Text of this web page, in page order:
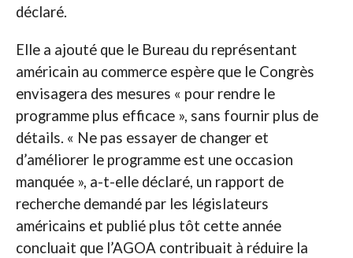
déclaré.
Elle a ajouté que le Bureau du représentant
américain au commerce espère que le Congrès
envisagera des mesures « pour rendre le
programme plus efficace », sans fournir plus de
détails. « Ne pas essayer de changer et
d’améliorer le programme est une occasion
manquée », a-t-elle déclaré, un rapport de
recherche demandé par les législateurs
américains et publié plus tôt cette année
concluait que l’AGOA contribuait à réduire la